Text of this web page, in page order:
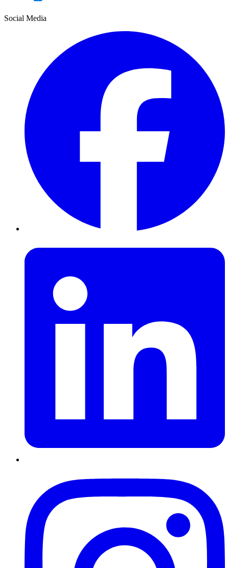
Social Media